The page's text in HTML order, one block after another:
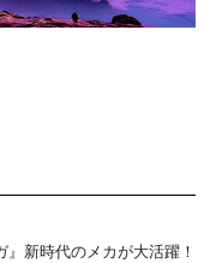
』新時代のメカが大活躍！